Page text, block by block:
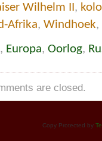
Wilhelm II ,
Afrika, Windhoek,
, Europa, Oorlog,
are closed.
Copy Protected by